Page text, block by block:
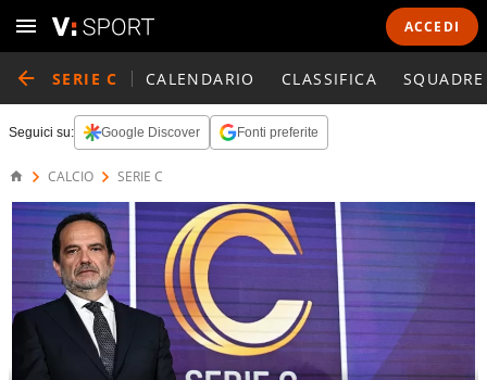
ACCEDI
SERIE C CALENDARIO CLASSIFICA SQUADRE
Seguici su: Google Discover Fonti preferite
CALCIO SERIE C